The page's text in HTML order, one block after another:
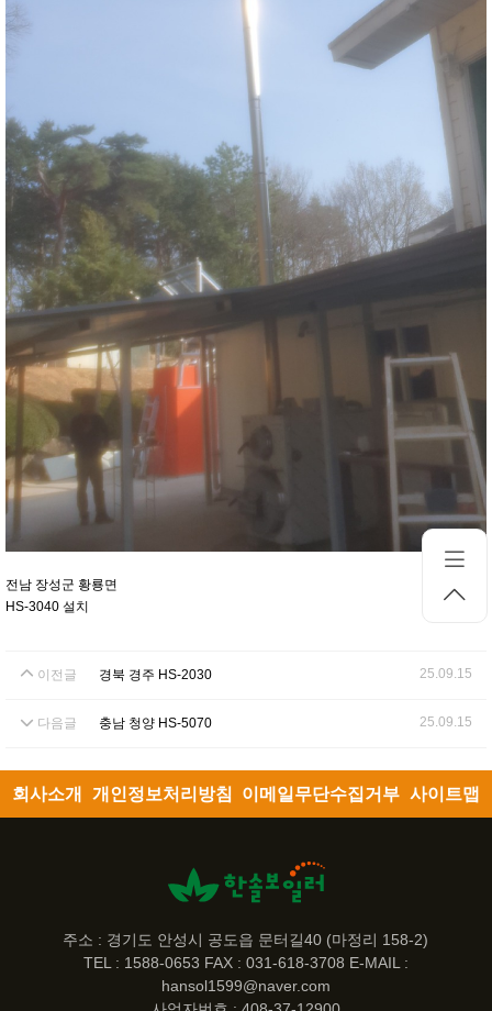
전남 장성군 황룡면
HS-3040 설치
이전글 경북 경주 HS-2030 25.09.15
다음글 충남 청양 HS-5070 25.09.15
회사소개 개인정보처리방침 이메일무단수집거부 사이트맵
주소 : 경기도 안성시 공도읍 문터길40 (마정리 158-2)
TEL : 1588-0653 FAX : 031-618-3708 E-MAIL :
hansol1599@naver.com